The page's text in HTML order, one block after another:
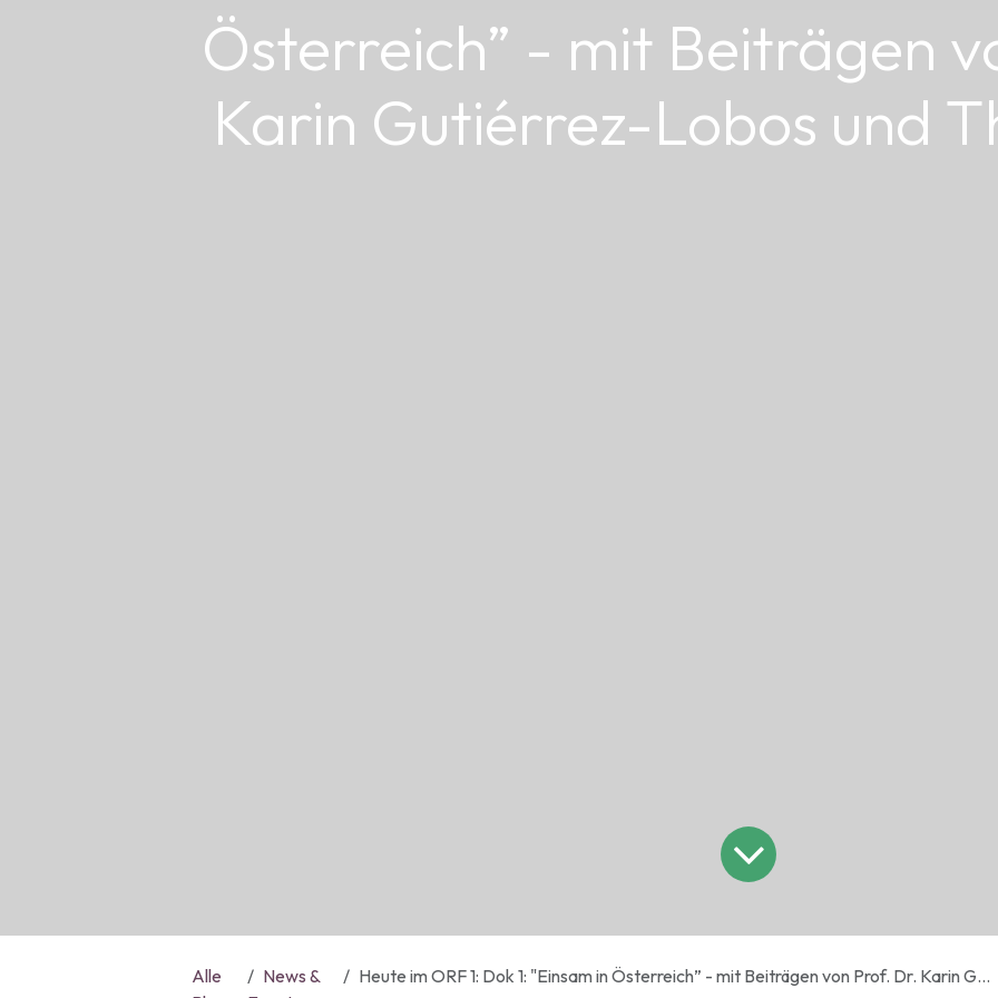
Österreich” - mit Beiträgen
Karin Gutiérrez-Lobos und
Alle
News &
Heute im ORF 1: Dok 1: "Einsam in Österreich” - mit Beiträgen von Prof. Dr. Karin Gutiérrez-Lobos und Theo Löcker